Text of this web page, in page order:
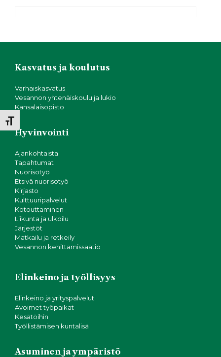
Toggle Font size
Kasvatus ja koulutus
Varhaiskasvatus
Vesannon yhtenäiskoulu ja lukio
Kansalaisopisto
Hyvinvointi
Ajankohtaista
Tapahtumat
Nuorisotyö
Etsivä nuorisotyö
Kirjasto
Kulttuuripalvelut
Kotouttaminen
Liikunta ja ulkoilu
Järjestöt
Matkailu ja retkeily
Vesannon kehittämissäätiö
Elinkeino ja työllisyys
Elinkeino ja yrityspalvelut
Avoimet työpaikat
Kesätöihin
Työllistämisen kuntalisä
Asuminen ja ympäristö